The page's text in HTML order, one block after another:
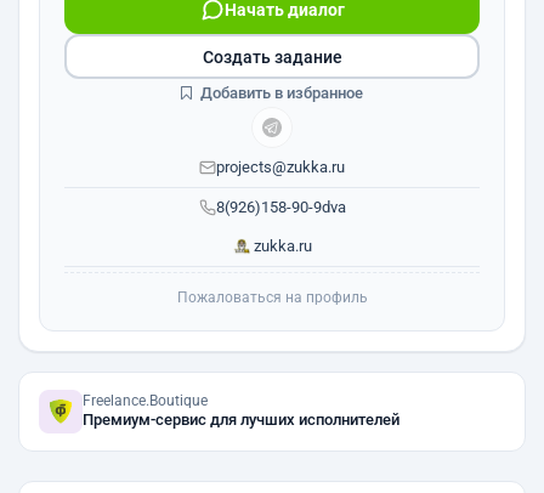
8(926)158-90-9dva
Начать диалог
projects@zukka.ru
zukka.ru
Создать задание
Добавить в избранное
Пожаловаться на профиль
Freelance.Boutique
Премиум-сервис для лучших исполнителей